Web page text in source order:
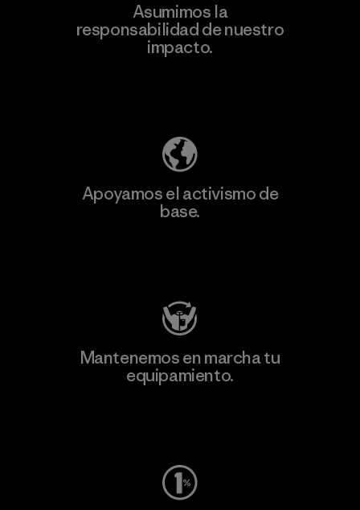
información
Asumimos la
responsabilidad de nuestro
impacto.
Apoyamos el activismo de
base.
Mantenemos en marcha tu
equipamiento.